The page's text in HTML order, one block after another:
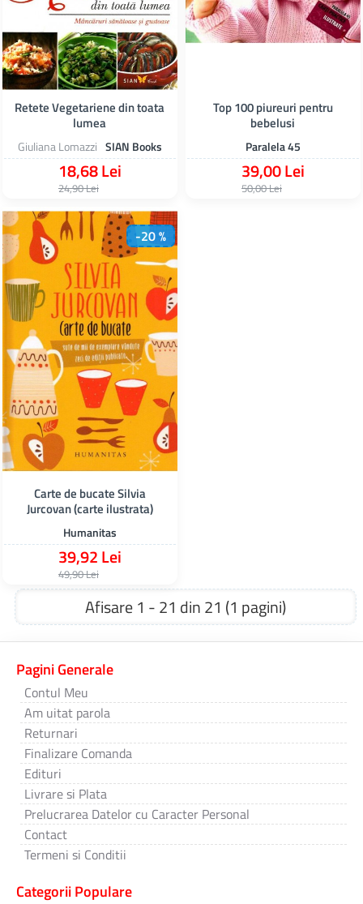
Giuliana Lomazzi SIAN Books
Retete Vegetariene din toata
lumea
18,68 Lei
24,90 Lei
Paralela 45
Top 100 piureuri pentru
bebelusi
39,00 Lei
50,00 Lei
-20 %
Humanitas
Carte de bucate Silvia
Jurcovan (carte ilustrata)
39,92 Lei
49,90 Lei
Afisare 1 - 21 din 21 (1 pagini)
Pagini Generale
Contul Meu
Am uitat parola
Returnari
Finalizare Comanda
Edituri
Livrare si Plata
Prelucrarea Datelor cu Caracter Personal
Contact
Termeni si Conditii
Categorii Populare